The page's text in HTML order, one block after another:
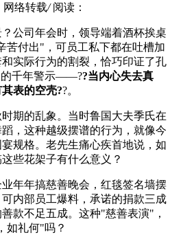
网络转载/ 阅读：
公司年会时，领导端着酒杯挨桌
苦付出"，可员工私下都在吐槽加
实际行为的割裂，恰巧印证了孔
的千年警示——??当内心失去真
表的空壳??。
期的乱象。当时鲁国大夫季氏在
，这种越级摆谱的行为，就像今
规格。老先生痛心疾首地说，如
些花架子有什么意义？
年年搞慈善晚会，红毯签名墙摆
内部员工爆料，承诺的捐款三成
款不足五成。这种"慈善表演"，
如礼何"吗？